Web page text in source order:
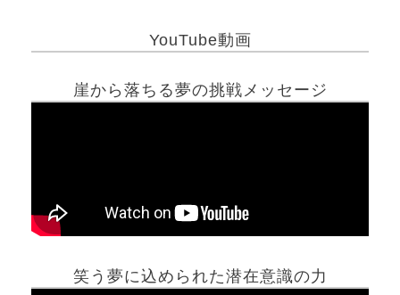
YouTube動画
崖から落ちる夢の挑戦メッセージ
笑う夢に込められた潜在意識の力